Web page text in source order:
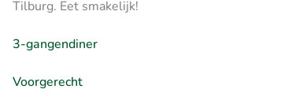
Tilburg. Eet smakelijk!
3-gangendiner
Voorgerecht